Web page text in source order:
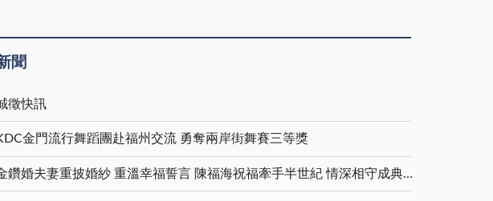
聞
徵快訊
金門流行舞蹈團赴福州交流 勇奪兩岸街舞賽三等獎
金鑽婚夫妻重披婚紗 重溫幸福誓言 陳福海祝福牽手半世紀 情深相守成典範